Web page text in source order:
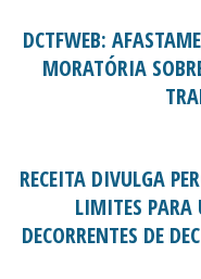
DE
POST:
DCTFWEB:
MORATÓRIA
RECEITA DIVULGA
LIMITES PARA
DECORRENTES DE